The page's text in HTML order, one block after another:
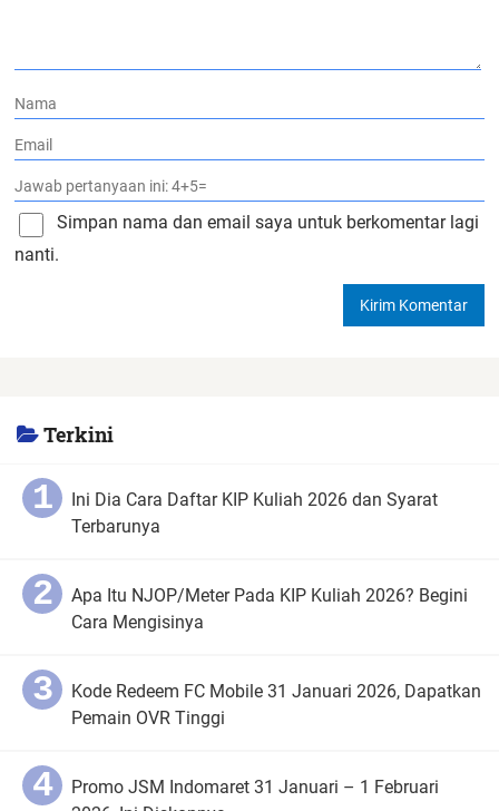
Simpan nama dan email saya untuk berkomentar lagi
nanti.
Terkini
Ini Dia Cara Daftar KIP Kuliah 2026 dan Syarat
Terbarunya
Apa Itu NJOP/Meter Pada KIP Kuliah 2026? Begini
Cara Mengisinya
Kode Redeem FC Mobile 31 Januari 2026, Dapatkan
Pemain OVR Tinggi
Promo JSM Indomaret 31 Januari – 1 Februari